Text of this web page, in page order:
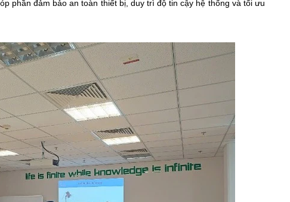
phần đảm bảo an toàn thiết bị, duy trì độ tin cậy hệ thống và tối ưu